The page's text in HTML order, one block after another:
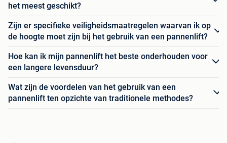
het meest geschikt?
Zijn er specifieke veiligheidsmaatregelen waarvan ik op
de hoogte moet zijn bij het gebruik van een pannenlift?
Hoe kan ik mijn pannenlift het beste onderhouden voor
een langere levensduur?
Wat zijn de voordelen van het gebruik van een
pannenlift ten opzichte van traditionele methodes?